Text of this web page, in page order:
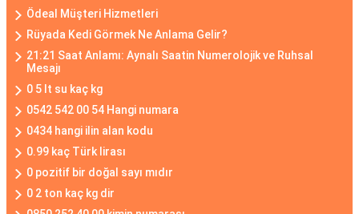
Ödeal Müşteri Hizmetleri
Rüyada Kedi Görmek Ne Anlama Gelir?
21:21 Saat Anlamı: Aynalı Saatin Numerolojik ve Ruhsal
Mesajı
0 5 lt su kaç kg
0542 542 00 54 Hangi numara
0434 hangi ilin alan kodu
0.99 kaç Türk lirası
0 pozitif bir doğal sayı mıdır
0 2 ton kaç kg dir